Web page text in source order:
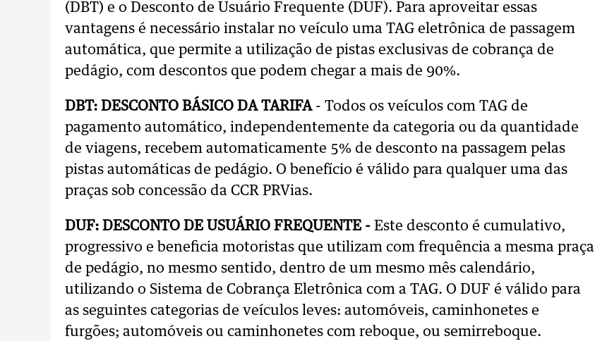
(DBT) e o Desconto de Usuário Frequente (DUF). Para aproveitar essas
vantagens é necessário instalar no veículo uma TAG eletrônica de passagem
automática, que permite a utilização de pistas exclusivas de cobrança de
pedágio, com descontos que podem chegar a mais de 90%.
DBT: DESCONTO BÁSICO DA TARIFA- Todos os veículos com TAG de
pagamento automático, independentemente da categoria ou da quantidade
de viagens, recebem automaticamente 5% de desconto na passagem pelas
pistas automáticas de pedágio. O benefício é válido para qualquer uma das
praças sob concessão da CCR PRVias.
DUF: DESCONTO DE USUÁRIO FREQUENTE - Este desconto é cumulativo,
progressivo e beneficia motoristas que utilizam com frequência a mesma praça
de pedágio, no mesmo sentido, dentro de um mesmo mês calendário,
utilizando o Sistema de Cobrança Eletrônica com a TAG. O DUF é válido para
as seguintes categorias de veículos leves: automóveis, caminhonetes e
furgões; automóveis ou caminhonetes com reboque, ou semirreboque.